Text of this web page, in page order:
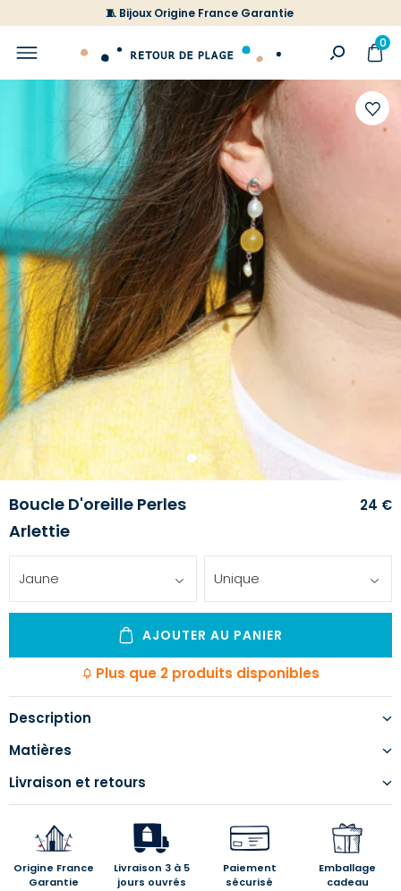
🧵 Bijoux Origine France Garantie
0
1 23
Boucle D'oreille Perles
Arlettie
24 €
Jaune Unique
AJOUTER AU PANIER
Plus que 2 produits disponibles
Description
Matières
Livraison et retours
Origine France
Garantie
Livraison 3 à 5
jours ouvrés
Paiement
sécurisé
Emballage
cadeau